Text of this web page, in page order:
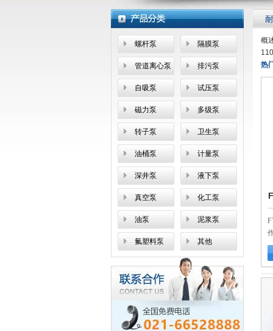
螺杆泵 隔膜泵
管道离心泵 排污泵
自吸泵 试压泵
磁力泵 多级泵
转子泵 卫生泵
油桶泵 计量泵
深井泵 液下泵
真空泵 化工泵
油泵 泥浆泵
氟塑料泵 其他
概
热